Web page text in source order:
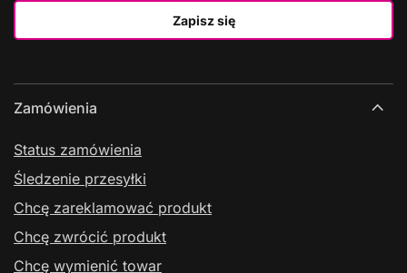
Zapisz się
Zamówienia
Status zamówienia
Śledzenie przesyłki
Chcę zareklamować produkt
Chcę zwrócić produkt
Chcę wymienić towar